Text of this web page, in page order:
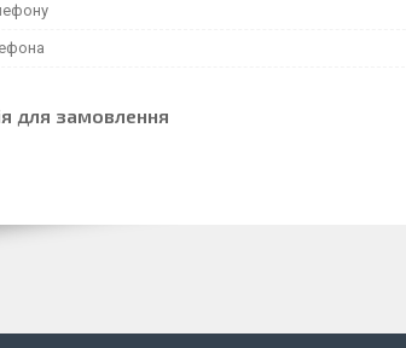
для замовлення